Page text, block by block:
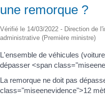
une remorque ?
Vérifié le 14/03/2022 - Direction de
administrative (Première ministre)
L'ensemble de véhicules
dépasser <span
La remorque ne doit pas
class="miseenevidence">12